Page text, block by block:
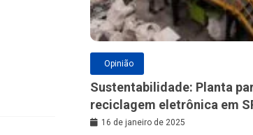
Opinião
Sustentabilidade: Planta
reciclagem eletrônica em
a maior da América Latina
16 de janeiro de 2025